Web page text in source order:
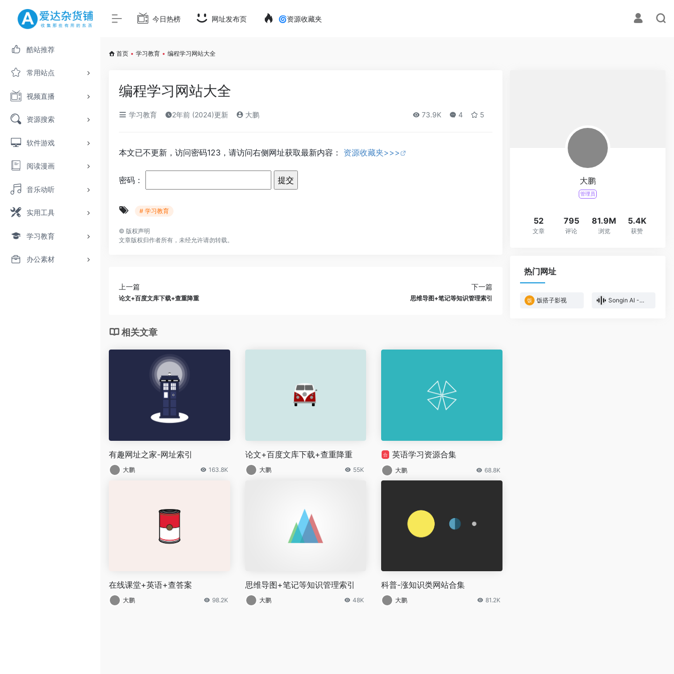
酷站推荐
常用站点
视频直播
资源搜索
软件游戏
阅读漫画
音乐动听
实用工具
学习教育
办公素材
今日热榜 网址发布页 🌀资源收藏夹
首页 • 学习教育 • 编程学习网站大全
编程学习网站大全
学习教育 2年前 (2024)更新 大鹏 73.9K 4 5
本文已不更新，访问密码123，请访问右侧网址获取最新内容： 资源收藏夹>>>
密码：
# 学习教育
© 版权声明
文章版权归作者所有，未经允许请勿转载。
上一篇
论文+百度文库下载+查重降重
下一篇
思维导图+笔记等知识管理索引
相关文章
有趣网址之家-网址索引
大鹏 163.8K
论文+百度文库下载+查重降重
大鹏 55K
合 英语学习资源合集
大鹏 68.8K
在线课堂+英语+查答案
大鹏 98.2K
思维导图+笔记等知识管理索引
大鹏 48K
科普-涨知识类网站合集
大鹏 81.2K
大鹏
管理员
52
文章
795
评论
81.9M
浏览
5.4K
获赞
热门网址
饭搭子影视 Songin AI -颂音AI